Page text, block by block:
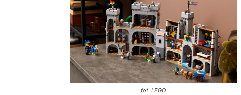
fot. LEGO